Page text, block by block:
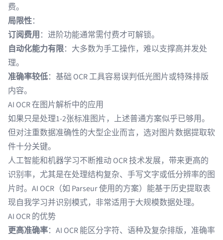
费。
局限性：
订阅费用：进阶功能通常需付费才可解锁。
自动化能力有限：大多数为手工操作，难以支撑高并发处
理。
准确率较低：基础 OCR 工具容易误判低光图片或特殊排版
内容。
AI OCR 在图片解析中的应用
如果只是处理1-2张标准图片，上述普通方案似乎已够用。
但对注重数据准确性的大型企业而言，选对图片数据提取软
件十分关键。
人工智能和机器学习不断推动 OCR 技术发展，带来更高的
识别率，尤其是在处理结构复杂、手写文字或低分辨率的图
片时。AI OCR（如 Parseur 使用的方案）能基于历史提取表
现自我学习并识别模式，非常适用于大规模数据处理。
AI OCR 的优势
更高准确率： AI OCR能区分字符、语种及复杂排版，准确率